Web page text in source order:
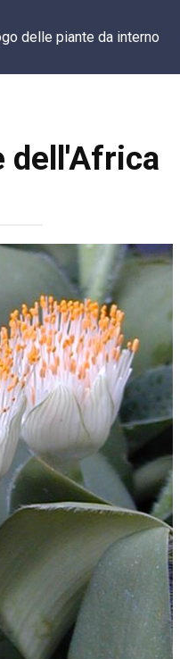
delle piante da interno
dell'Africa